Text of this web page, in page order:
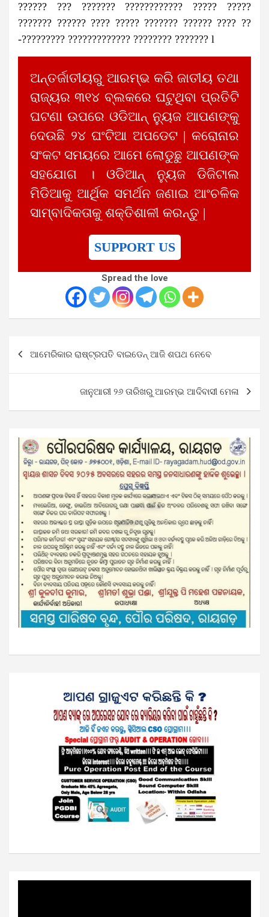
?????? ??? ??????? ???????????? ????? ?????
??????? ?????? ???? ????? ??????? ?????? ???? ??
-????????? ????????????? ???????? ??????? l
ଅନ୍ତର୍ଜାତୀୟରୁ ଆରମ୍ଭ କରି ଜାତୀୟ ତଥା
ରାଜ୍ୟର ୩୧୪ ବ୍ଲକରେ ଘଟୁଥିବା ପ୍ରତିଟି
ଘଟଣା ଉପରେ ଓଡିଆନ୍ ନ୍ୟୁଜ ଆପଣଙ୍କୁ
ଦେଉଛି ୨୪ ଘଂଟିଆ ଅପଡେଟ | କରୋନାର
ସଂକଟ ସମୟରେ ଆମେ ଲୋଡୁଛୁ ଆପଣଙ୍କ
ସହଯୋଗ । ଓଡିଆନ୍ ନ୍ୟୁଜ ଡିଜିଟାଲ
ମିଡିଆକୁ ଆର୍ଥିକ ସମର୍ଥନ ଜଣାଇ ଆଂଚଳିକ
ସାମ୍ବାଦିକତାକୁ ଶକ୍ତିଶାଳୀ କରନ୍ତୁ |
SUPPORT US
Spread the love
ଆମେରିକାର ରାଷ୍ଟ୍ରପତି ବାଇଡେନ୍‌ ଆଜି ଶପଥ ନେବେ
ଜାନୁଆରୀ ୨୬ ତାରିଖରୁ ଆରମ୍ଭ ଆଦିବାସୀ ମେଳା